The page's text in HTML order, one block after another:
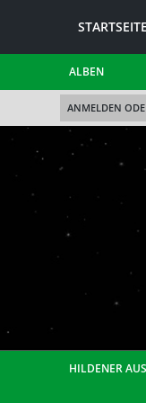
STARTSEITE
ALBEN
ANMELDEN
HILDENER